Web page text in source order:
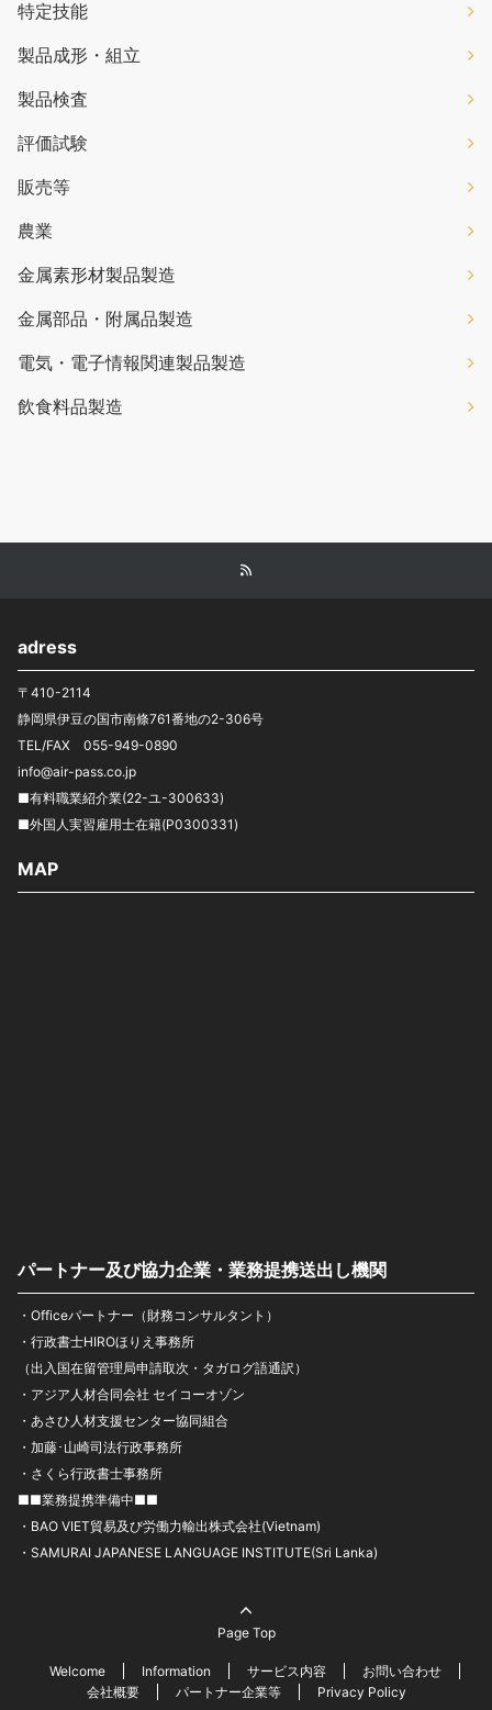
特定技能
製品成形・組立
製品検査
評価試験
販売等
農業
金属素形材製品製造
金属部品・附属品製造
電気・電子情報関連製品製造
飲食料品製造
adress
〒410-2114
静岡県伊豆の国市南條761番地の2-306号
TEL/FAX 055-949-0890
info@air-pass.co.jp
■有料職業紹介業(22-ユ-300633)
■外国人実習雇用士在籍(P0300331)
MAP
パートナー及び協力企業・業務提携送出し機関
・Officeパートナー（財務コンサルタント）
・行政書士HIROほりえ事務所
（出入国在留管理局申請取次・タガログ語通訳）
・アジア人材合同会社 セイコーオゾン
・あさひ人材支援センター協同組合
・加藤･山崎司法行政事務所
・さくら行政書士事務所
■■業務提携準備中■■
・BAO VIET貿易及び労働力輸出株式会社(Vietnam)
・SAMURAI JAPANESE LANGUAGE INSTITUTE(Sri Lanka)
Page Top
Welcome Information サービス内容
お問い合わせ
会社概要
パートナー企業等 Privacy Policy